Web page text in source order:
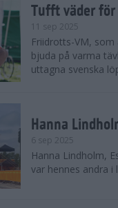
Tufft väder för
11 sep 2025
Friidrotts-VM,
bjuda på varma
uttagna svenska
Hanna
6 sep 2025
Hanna Lindholm,
var hennes andra